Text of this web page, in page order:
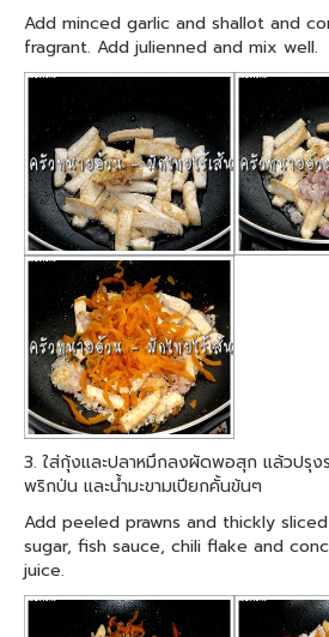
Add minced garlic and shallot and
fragrant. Add julienned and mix well.
3. ใส่กุ้งและปลาหมึกลงผัดพอสุก แล้วปรุง
พริกป่น และน้ำมะขามเปียกคั้นข้นๆ
Add peeled prawns and thickly
sugar, fish sauce, chili flake and
juice.